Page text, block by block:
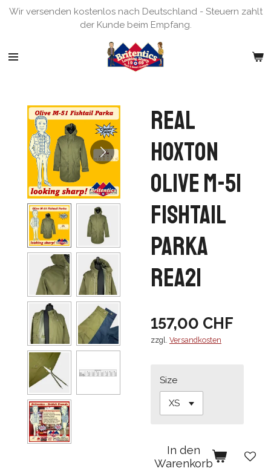
Zum
Wir versenden kostenlos nach Deutschland - Steuern zahlt
der Kunde beim Empfang.
Real
Hoxton
Olive M-51
Fishtail
Parka
REA21
157,00 CHF
zzgl. Versandkosten
Size
In den
Warenkorb